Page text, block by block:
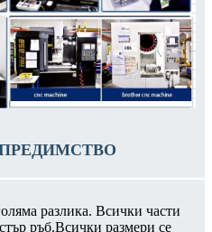
разлика. Всички части
ръб.Всички размери се